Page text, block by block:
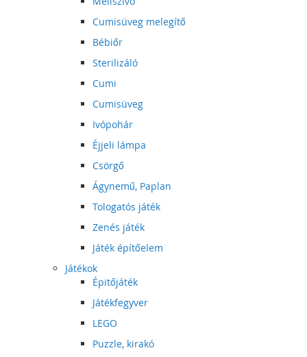
Cumisüveg melegítő
Bébiőr
Sterilizáló
Cumi
Cumisüveg
Ivópohár
Éjjeli lámpa
Csörgő
Ágynemű, Paplan
Tologatós játék
Zenés játék
Játék építőelem
Játékok
Épitőjáték
Játékfegyver
LEGO
Puzzle, kirakó